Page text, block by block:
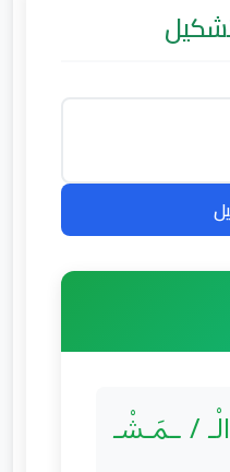
الْـ / ـمَـشْـ